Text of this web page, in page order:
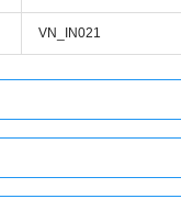
VN_IN021